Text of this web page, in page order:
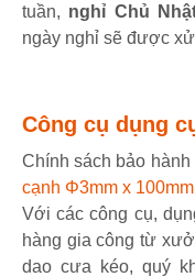
tuần, nghỉ Chủ
ngày nghỉ sẽ được
Công cụ dụng
Chính sách bảo
cạnh Φ3mm x 100mm
Với các công cụ,
hàng gia công từ
dao cưa kéo, quý